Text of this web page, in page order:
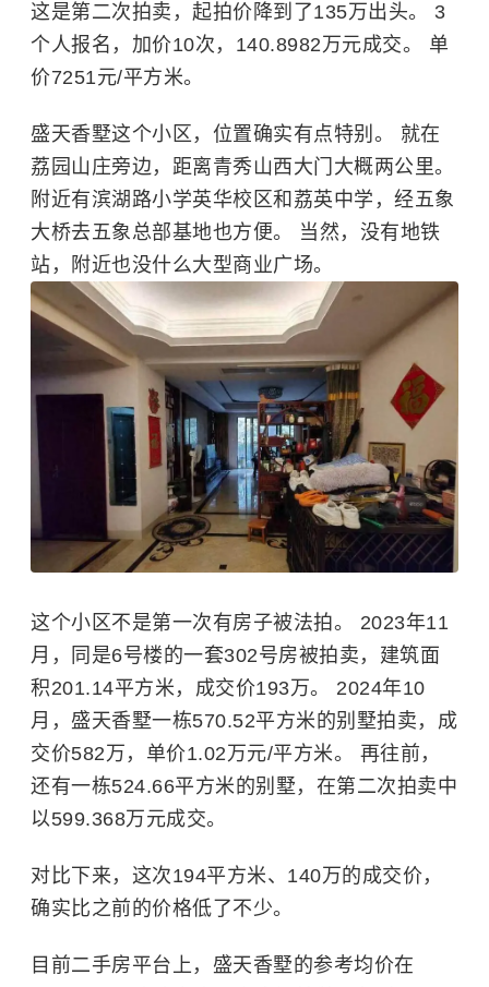
这是第二次拍卖，起拍价降到了135万出头。 3
个人报名，加价10次，140.8982万元成交。 单
价7251元/平方米。
盛天香墅这个小区，位置确实有点特别。 就在
荔园山庄旁边，距离青秀山西大门大概两公里。
附近有滨湖路小学英华校区和荔英中学，经五象
大桥去五象总部基地也方便。 当然，没有地铁
站，附近也没什么大型商业广场。
这个小区不是第一次有房子被法拍。 2023年11
月，同是6号楼的一套302号房被拍卖，建筑面
积201.14平方米，成交价193万。 2024年10
月，盛天香墅一栋570.52平方米的别墅拍卖，成
交价582万，单价1.02万元/平方米。 再往前，
还有一栋524.66平方米的别墅，在第二次拍卖中
以599.368万元成交。
对比下来，这次194平方米、140万的成交价，
确实比之前的价格低了不少。
目前二手房平台上，盛天香墅的参考均价在